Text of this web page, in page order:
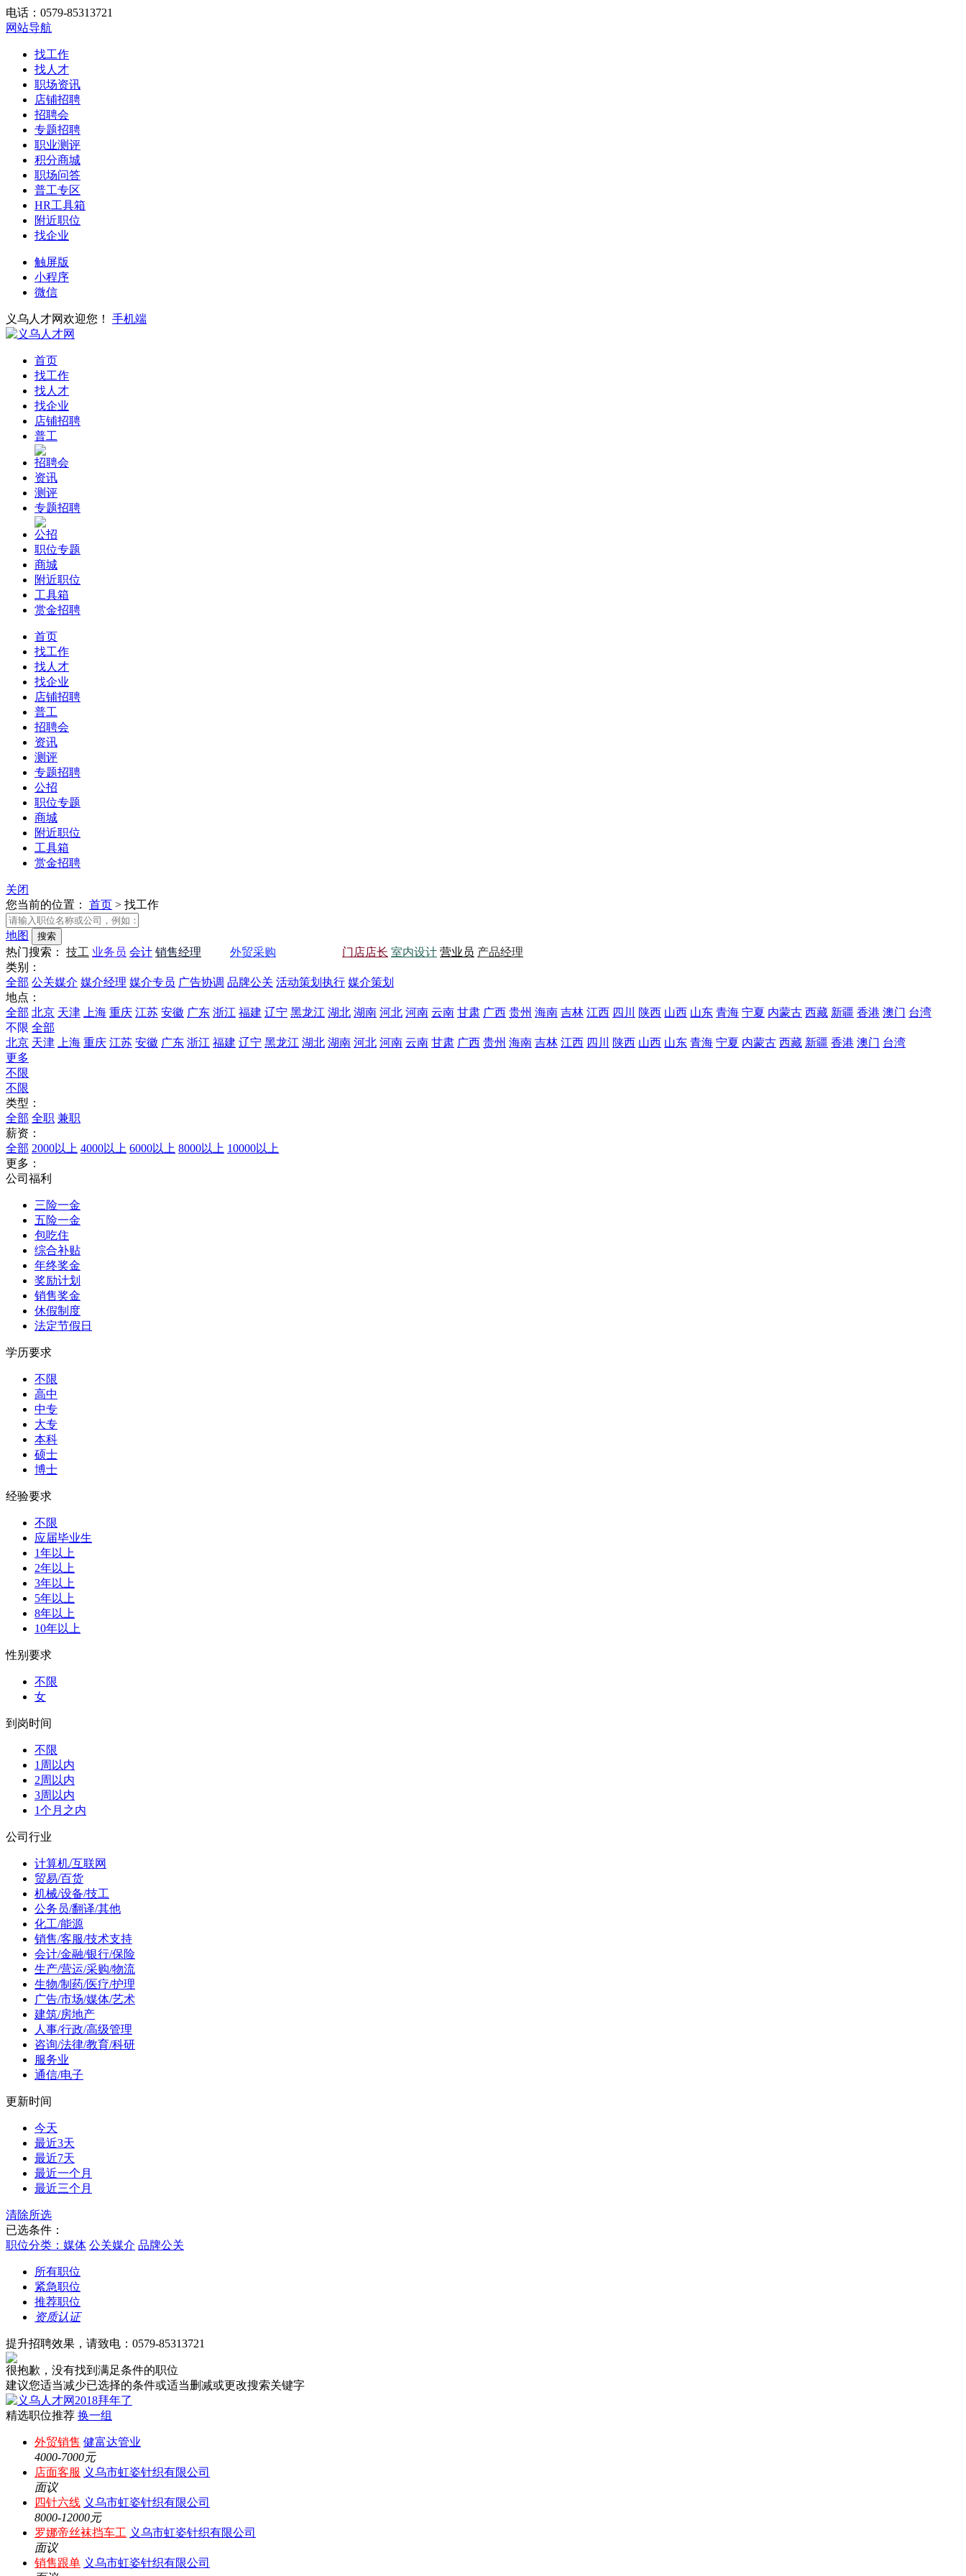
电话：0579-85313721
网站导航
找工作
找人才
职场资讯
店铺招聘
招聘会
专题招聘
职业测评
积分商城
职场问答
普工专区
HR工具箱
附近职位
找企业
触屏版
小程序
微信
义乌人才网欢迎您！ 手机端
首页
找工作
找人才
找企业
店铺招聘
普工
招聘会
资讯
测评
专题招聘
公招
职位专题
商城
附近职位
工具箱
赏金招聘
首页
找工作
找人才
找企业
店铺招聘
普工
招聘会
资讯
测评
专题招聘
公招
职位专题
商城
附近职位
工具箱
赏金招聘
关闭
您当前的位置： 首页 > 找工作
地图
热门搜索： 技工 业务员 会计 销售经理 外贸采购 门店店长 室内设计 营业员 产品经理
类别：
全部 公关媒介 媒介经理 媒介专员 广告协调 品牌公关 活动策划执行 媒介策划
地点：
全部 北京 天津 上海 重庆 江苏 安徽 广东 浙江 福建 辽宁 黑龙江 湖北 湖南 河北 河南 云南 甘肃 广西 贵州 海南 吉林 江西 四川 陕西 山西 山东 青海 宁夏 内蒙古 西藏 新疆 香港 澳门 台湾
不限 全部
北京 天津 上海 重庆 江苏 安徽 广东 浙江 福建 辽宁 黑龙江 湖北 湖南 河北 河南 云南 甘肃 广西 贵州 海南 吉林 江西 四川 陕西 山西 山东 青海 宁夏 内蒙古 西藏 新疆 香港 澳门 台湾
更多
不限
不限
类型：
全部 全职 兼职
薪资：
全部 2000以上 4000以上 6000以上 8000以上 10000以上
更多：
公司福利
三险一金
五险一金
包吃住
综合补贴
年终奖金
奖励计划
销售奖金
休假制度
法定节假日
学历要求
不限
高中
中专
大专
本科
硕士
博士
经验要求
不限
应届毕业生
1年以上
2年以上
3年以上
5年以上
8年以上
10年以上
性别要求
不限
女
到岗时间
不限
1周以内
2周以内
3周以内
1个月之内
公司行业
计算机/互联网
贸易/百货
机械/设备/技工
公务员/翻译/其他
化工/能源
销售/客服/技术支持
会计/金融/银行/保险
生产/营运/采购/物流
生物/制药/医疗/护理
广告/市场/媒体/艺术
建筑/房地产
人事/行政/高级管理
咨询/法律/教育/科研
服务业
通信/电子
更新时间
今天
最近3天
最近7天
最近一个月
最近三个月
清除所选
已选条件：
职位分类：媒体 公关媒介 品牌公关
所有职位
紧急职位
推荐职位
资质认证
提升招聘效果，请致电：0579-85313721
很抱歉，没有找到满足条件的职位
建议您适当减少已选择的条件或适当删减或更改搜索关键字
精选职位推荐 换一组
外贸销售 健富达管业
4000-7000元
店面客服 义乌市虹姿针织有限公司
面议
四针六线 义乌市虹姿针织有限公司
8000-12000元
罗娜帝丝袜挡车工 义乌市虹姿针织有限公司
面议
销售跟单 义乌市虹姿针织有限公司